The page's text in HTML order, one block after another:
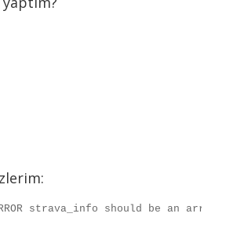
strava_info should be an